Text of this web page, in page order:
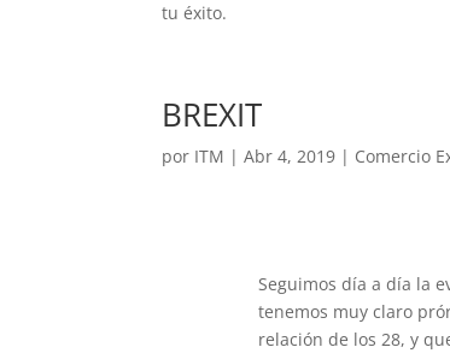
tu éxito.
BREXIT
por ITM |Abr 4, 2019 | Comercio
Seguimos día a día la
tenemos muy claro
relación de los 28, y